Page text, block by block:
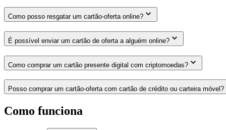
Como posso resgatar um cartão-oferta online?
É possível enviar um cartão de oferta a alguém online?
Como comprar um cartão presente digital com criptomoedas?
Posso comprar um cartão-oferta com cartão de crédito ou carteira móvel?
Como funciona